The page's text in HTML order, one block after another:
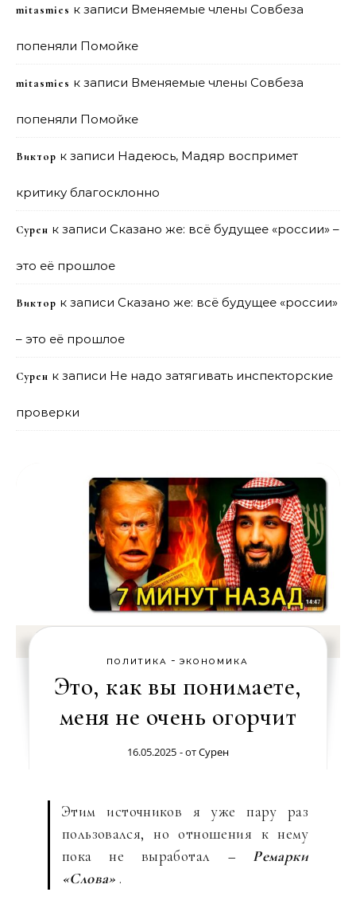
mitasmies к записи Вменяемые члены Совбеза
попеняли Помойке
mitasmies к записи Вменяемые члены Совбеза
попеняли Помойке
Виктор к записи Надеюсь, Мадяр воспримет
критику благосклонно
Сурен к записи Сказано же: всё будущее «россии» –
это её прошлое
Виктор к записи Сказано же: всё будущее «россии»
– это её прошлое
Сурен к записи Не надо затягивать инспекторские
проверки
ПОЛИТИКА - ЭКОНОМИКА
Это, как вы понимаете,
меня не очень огорчит
16.05.2025 - отСурен
Этим источников я уже пару раз
пользовался, но отношения к нему
пока не выработал – Ремарки
«Слова» .